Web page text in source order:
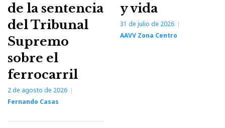
de la sentencia
del Tribunal
Supremo
sobre el
ferrocarril
2 de agosto de 2026
Fernando Casas
y vida
31 de julio de 2026
AAVV Zona Centro